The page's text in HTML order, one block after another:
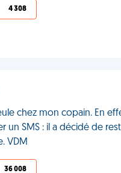
4 308
chez mon copain. En
un SMS : il a décidé de
VDM
36 008